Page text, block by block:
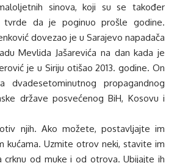
sinova, koji su se također
tvrde da je poginuo prošle godine.
dovezao je u Sarajevo napadača
Mevlida Jašarevića na dan kada je
je u Siriju otišao 2013. godine. On
propagandnog
države posvećenog BiH, Kosovu i
njih. Ako možete, postavljajte im
kućama. Uzmite otrov neki, stavite im
crknu od muke i od otrova. Ubijajte ih